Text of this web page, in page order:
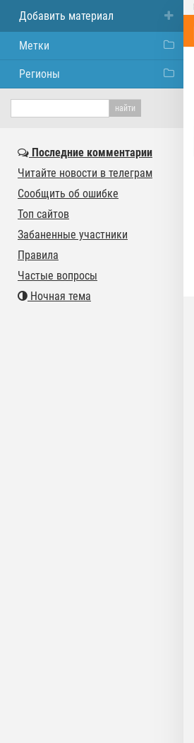
Добавить материал
Метки
Регионы
Последние комментарии
Читайте новости в телеграм
Сообщить об ошибке
Топ сайтов
Забаненные участники
Правила
Частые вопросы
Ночная тема